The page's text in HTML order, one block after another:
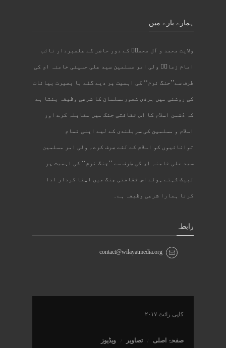
ہمارے بارے میں
ولایت محمد و آل محمدؐ کے دور حاضر کے علمبردار نائب
امام زمانؑ ولی امر مسلمین سید علی حسینی خامنہ ای کی
طرف سے’’جنگ نرم‘‘ کی اہمیت پر دیے گئے با بصیرت بیانات
کی روشنی میں ہرذی شعورمسلمان کا شرعی وظیفہ بنتا ہے
کہ دُشمن اسلام کا اس ثقافتی جنگ میں مقابلہ کرے اور
اسلام و مسلمین کی سربلندی کے لیے اپنی تمام
توانائیوں کو اسلام کے لئے صرف کرے۔ ولی امر مسلمین
سید علی خامنہ ای کی طرف سے ’’جنگ نرم‘‘ کی اہمیت پر
لبیک کہتے ہوئے اس ثقافتی جنگ میں اپنا کردار ادا
کرنا ہمارا شرعی وظیفہ ہے۔
رابطہ
contact@wilayatmedia.org
کاپی رائٹ ۲۰۱۷
صفحۂ اصلی تصاویر ویڈیوز